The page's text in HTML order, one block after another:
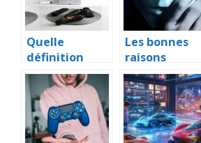
Quelle
définition
pour votre
télévision?
Les bonnes
raisons
d’utiliser un
pseudo sur
internet